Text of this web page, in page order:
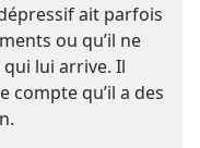
ait parfois
ou qu’il ne
lui arrive. Il
compte qu’il a des